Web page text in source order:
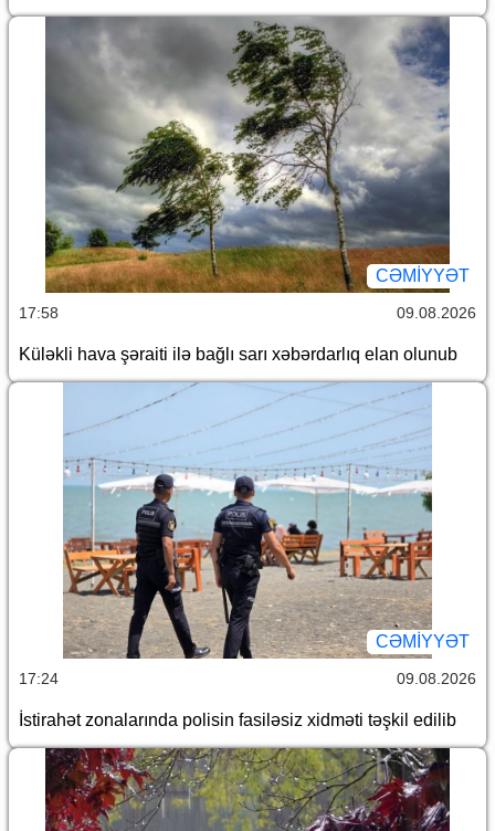
CƏMİYYƏT
17:58 09.08.2026
Küləkli hava şəraiti ilə bağlı sarı xəbərdarlıq elan olunub
CƏMİYYƏT
17:24 09.08.2026
İstirahət zonalarında polisin fasiləsiz xidməti təşkil edilib